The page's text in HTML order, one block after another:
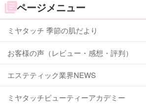
ページメニュー
ミヤタッチ 季節の肌だより
お客様の声（レビュー・感想・評判）
エステティック業界NEWS
ミヤタッチビューティーアカデミー